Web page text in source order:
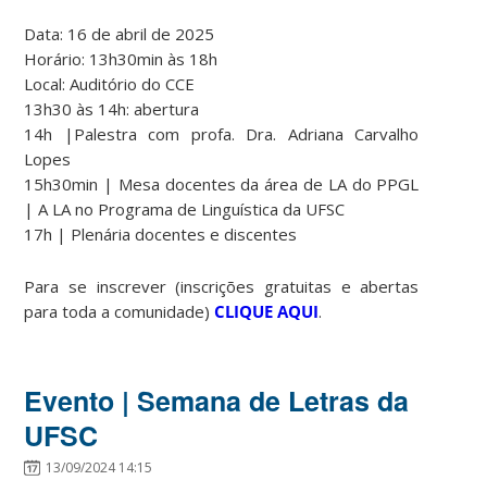
Data: 16 de abril de 2025
Horário: 13h30min às 18h
Local: Auditório do CCE
13h30 às 14h: abertura
14h |Palestra com profa. Dra. Adriana Carvalho
Lopes
15h30min | Mesa docentes da área de LA do PPGL
| A LA no Programa de Linguística da UFSC
17h | Plenária docentes e discentes
Para se inscrever (inscrições gratuitas e abertas
para toda a comunidade)CLIQUE AQUI.
Evento | Semana de Letras da
UFSC
13/09/2024 14:15